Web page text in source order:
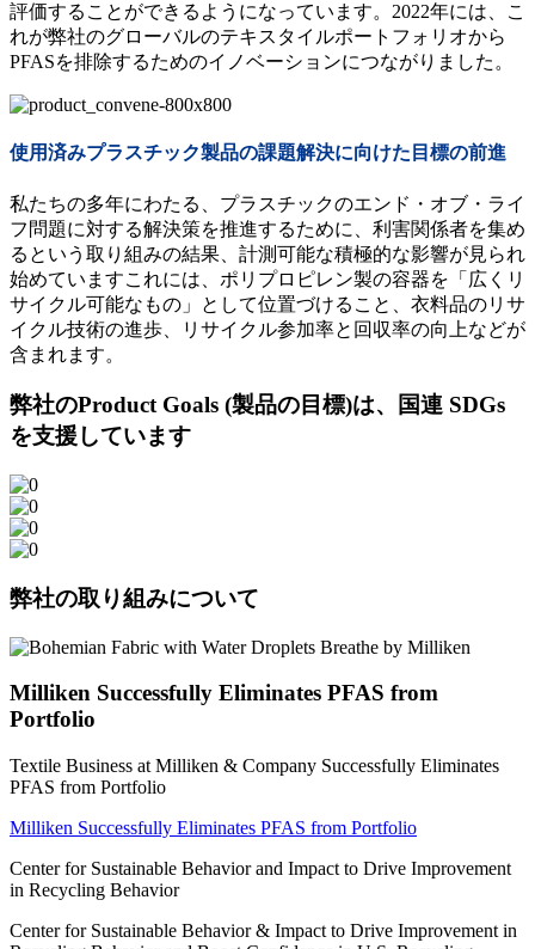
評価することができるようになっています。2022年には、こ
れが弊社のグローバルのテキスタイルポートフォリオから
PFASを排除するためのイノベーションにつながりました。
使用済みプラスチック製品の課題解決に向けた目標の前進
私たちの多年にわたる、プラスチックのエンド・オブ・ライ
フ問題に対する解決策を推進するために、利害関係者を集め
るという取り組みの結果、計測可能な積極的な影響が見られ
始めていますこれには、ポリプロピレン製の容器を「広くリ
サイクル可能なもの」として位置づけること、衣料品のリサ
イクル技術の進歩、リサイクル参加率と回収率の向上などが
含まれます。
弊社のProduct Goals (製品の目標)は、国連 SDGs
を支援しています
弊社の取り組みについて
Milliken Successfully Eliminates PFAS from
Portfolio
Textile Business at Milliken & Company Successfully Eliminates
PFAS from Portfolio
Milliken Successfully Eliminates PFAS from Portfolio
Center for Sustainable Behavior and Impact to Drive Improvement
in Recycling Behavior
Center for Sustainable Behavior & Impact to Drive Improvement in